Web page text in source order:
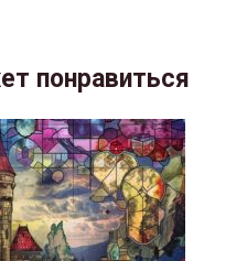
понравиться